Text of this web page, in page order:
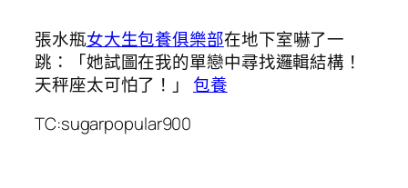
張水瓶女大生包養俱樂部在地下室嚇了一
跳：「她試圖在我的單戀中尋找邏輯結構！
天秤座太可怕了！」 包養
TC:sugarpopular900